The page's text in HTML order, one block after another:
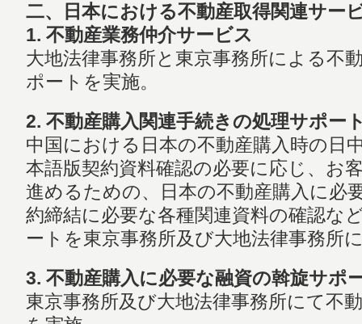
二、日本における不動産取得関連サー
1. 不動産業務仲介サービス
大地法律事務所と東京事務所による不
ポートを実施。
2. 不動産購入関連手続きの処理サポー
中国における日本の不動産購入時の日
本語版契約資料確認の必要に応じ、お
進めるための、日本の不動産購入に必
約締結に必要な各種関連資料の確認な
ートを東京事務所及び大地法律事務所
3. 不動産購入に必要な融資の斡旋サポ
東京事務所及び大地法律事務所にて不